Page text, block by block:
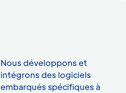
Nous développons et
intégrons des logiciels
embarqués spécifiques à